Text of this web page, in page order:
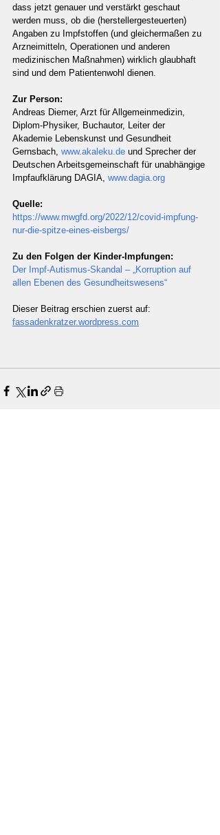
dass jetzt genauer und verstärkt geschaut
werden muss, ob die (herstellergesteuerten)
Angaben zu Impfstoffen (und gleichermaßen zu
Arzneimitteln, Operationen und anderen
medizinischen Maßnahmen) wirklich glaubhaft
sind und dem Patientenwohl dienen.
Zur Person:
Andreas Diemer, Arzt für Allgemeinmedizin,
Diplom-Physiker, Buchautor, Leiter der
Akademie Lebenskunst und Gesundheit
Gernsbach, www.akaleku.de und Sprecher der
Deutschen Arbeitsgemeinschaft für unabhängige
Impfaufklärung DAGIA, www.dagia.org
Quelle:
https://www.mwgfd.org/2022/12/covid-impfung-
nur-die-spitze-eines-eisbergs/
Zu den Folgen der Kinder-Impfungen:
Der Impf-Autismus-Skandal – „Korruption auf
allen Ebenen des Gesundheitswesens“
Dieser Beitrag erschien zuerst auf:
fassadenkratzer.wordpress.com